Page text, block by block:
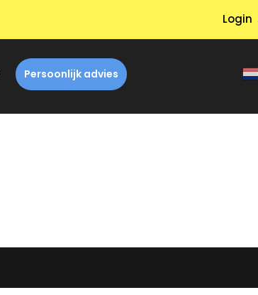
Login
Persoonlijk advies